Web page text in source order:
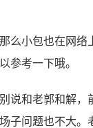
么小包也在网络
参考一下哦。
说和老郭和解，
子问题也不大。